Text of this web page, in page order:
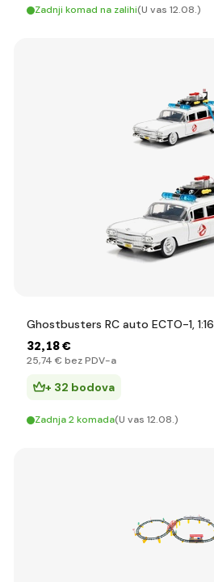
Zadnji komad na zalihi(U vas 12.08.)
Ghostbusters RC auto ECTO-1, 1:16
32,18 €
25,74 € bez PDV-a
+ 32 bodova
Zadnja 2 komada(U vas 12.08.)